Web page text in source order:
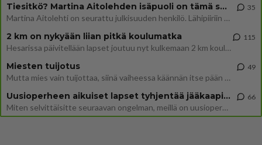
Tiesitkö? Martina Aitolehden isäpuoli on tämä suosittu laulaja
Martina Aitolehti on seurattu julkisuuden henkilö. Lähipiiriin mahtuu muitakin tunnettuja henkilöitä. Tiesitkö, että Ma
35
2 km on nykyään liian pitkä koulumatka
Hesarissa päivitellään lapset joutuu nyt kulkemaan 2 km kouluun jösses. Ruostefillarilla tuo matka menee vaikka miten äk
115
Miesten tuijotus
Mutta mies vain tuijottaa, siinä vaiheessa käännän itse pään pois. Mikä juttu? Yleensä jos joku tuijottaa tai katsoo, hä
49
Uusioperheen aikuiset lapset tyhjentää jääkaapin käydessään
Miten selvittäisitte seuraavan ongelman, meillä on uusioperhe, minulla teini-ikäiset lapset ja puolisolla aikuiset, jotk
66